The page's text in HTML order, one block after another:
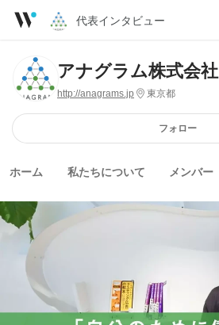
代表インタビュー
アナグラム株式会社
http://anagrams.jp 東京都
フォロー
ホーム 私たちについて メンバー